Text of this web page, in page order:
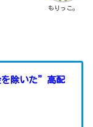
もりっこ。
を除いた”高配